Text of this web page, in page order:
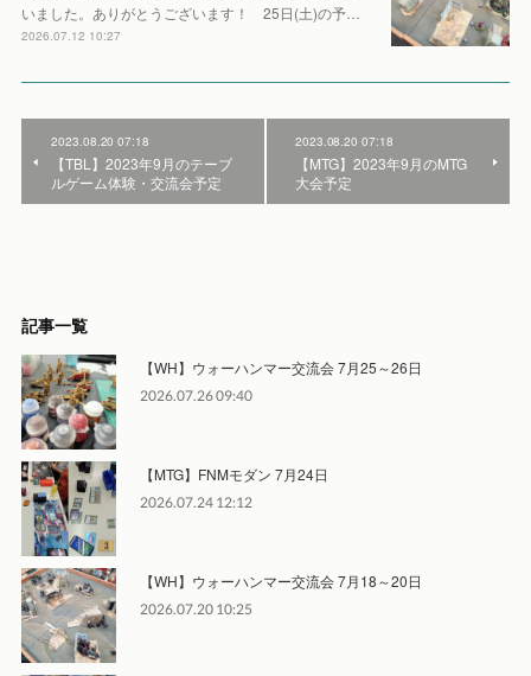
いました。ありがとうございます！ 25日(土)の予…
2026.07.12 10:27
2023.08.20 07:18
【TBL】2023年9月のテーブ
ルゲーム体験・交流会予定
2023.08.20 07:18
【MTG】2023年9月のMTG
大会予定
記事一覧
【WH】ウォーハンマー交流会 7月25～26日
2026.07.26 09:40
【MTG】FNMモダン 7月24日
2026.07.24 12:12
【WH】ウォーハンマー交流会 7月18～20日
2026.07.20 10:25